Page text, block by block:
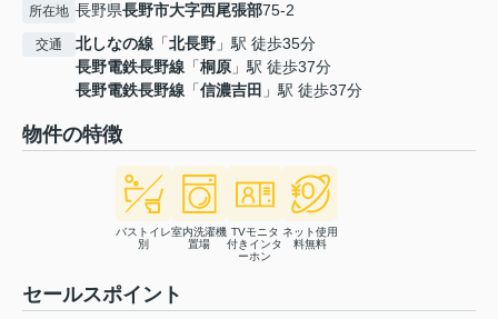
所在地 長野県長野市大字西尾張部75-2
交通 北しなの線 「北長野 」駅 徒歩35分
長野電鉄長野線 「桐原 」駅 徒歩37分
長野電鉄長野線 「信濃吉田 」駅 徒歩37分
物件の特徴
バストイレ
別
室内洗濯機
置場
TVモニタ
付きインタ
ーホン
ネット使用
料無料
セールスポイント